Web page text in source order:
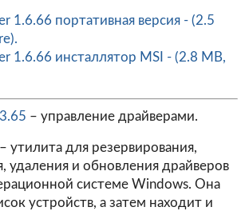
1.6.66 портативная версия - (2.5
1.6.66 инсталлятор MSI - (2.8 MB,
– управление драйверами.
утилита для резервирования,
удаления и обновления драйверов
системе Windows. Она
устройств, а затем находит и